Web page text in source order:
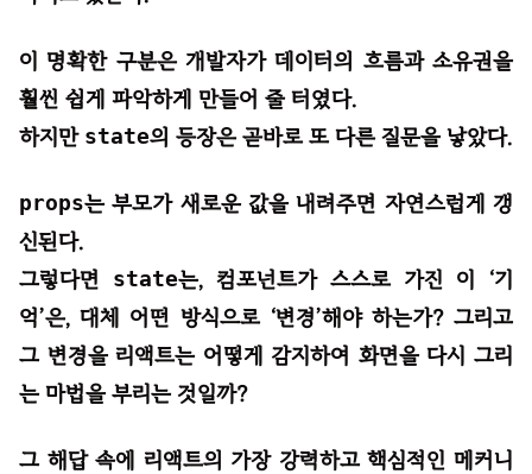
이 명확한 구분은 개발자가 데이터의 흐름과 소유권을
훨씬 쉽게 파악하게 만들어 줄 터였다.
하지만 state의 등장은 곧바로 또 다른 질문을 낳았다.
props는 부모가 새로운 값을 내려주면 자연스럽게 갱
신된다.
그렇다면 state는, 컴포넌트가 스스로 가진 이 ‘기
억’은, 대체 어떤 방식으로 ‘변경’해야 하는가? 그리고
그 변경을 리액트는 어떻게 감지하여 화면을 다시 그리
는 마법을 부리는 것일까?
그 해답 속에 리액트의 가장 강력하고 핵심적인 메커니